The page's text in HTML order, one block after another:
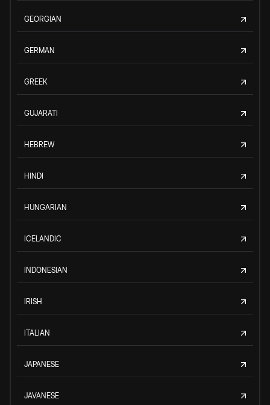
GEORGIAN
GERMAN
GREEK
GUJARATI
HEBREW
HINDI
HUNGARIAN
ICELANDIC
INDONESIAN
IRISH
ITALIAN
JAPANESE
JAVANESE